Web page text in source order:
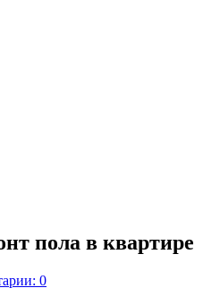
пола в квартире
0